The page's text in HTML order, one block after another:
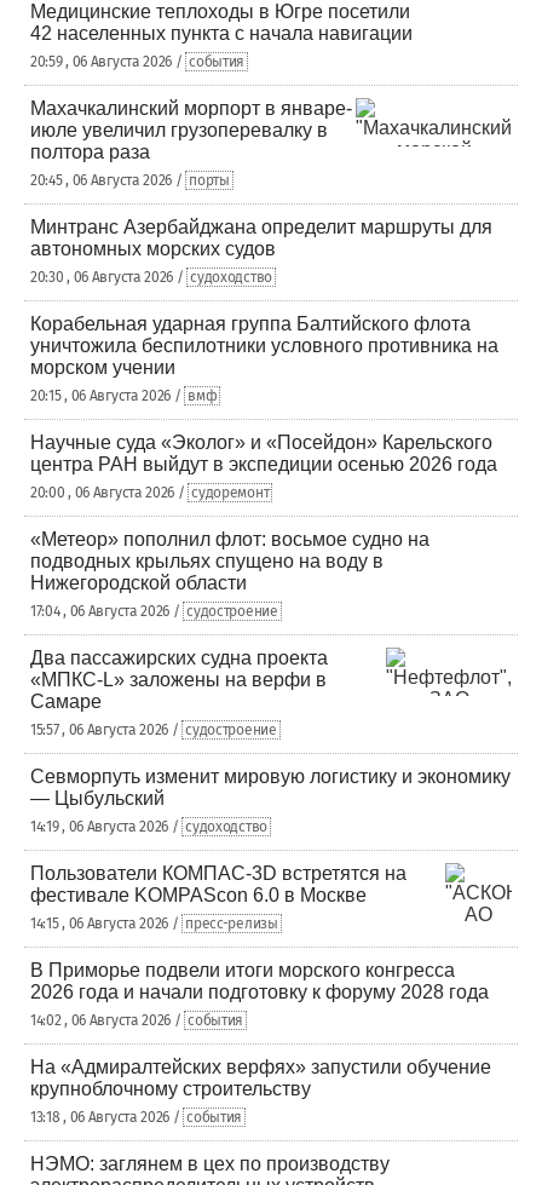
Медицинские теплоходы в Югре посетили
42 населенных пункта с начала навигации
20:59 , 06 Августа 2026 / события
Махачкалинский морпорт в январе-
июле увеличил грузоперевалку в
полтора раза
20:45 , 06 Августа 2026 / порты
Минтранс Азербайджана определит маршруты для
автономных морских судов
20:30 , 06 Августа 2026 / судоходство
Корабельная ударная группа Балтийского флота
уничтожила беспилотники условного противника на
морском учении
20:15 , 06 Августа 2026 / вмф
Научные суда «Эколог» и «Посейдон» Карельского
центра РАН выйдут в экспедиции осенью 2026 года
20:00 , 06 Августа 2026 / судоремонт
«Метеор» пополнил флот: восьмое судно на
подводных крыльях спущено на воду в
Нижегородской области
17:04 , 06 Августа 2026 / судостроение
Два пассажирских судна проекта
«МПКС-L» заложены на верфи в
Самаре
15:57 , 06 Августа 2026 / судостроение
Севморпуть изменит мировую логистику и экономику
— Цыбульский
14:19 , 06 Августа 2026 / судоходство
Пользователи КОМПАС-3D встретятся на
фестивале KOMPAScon 6.0 в Москве
14:15 , 06 Августа 2026 / пресс-релизы
В Приморье подвели итоги морского конгресса
2026 года и начали подготовку к форуму 2028 года
14:02 , 06 Августа 2026 / события
На «Адмиралтейских верфях» запустили обучение
крупноблочному строительству
13:18 , 06 Августа 2026 / события
НЭМО: заглянем в цех по производству